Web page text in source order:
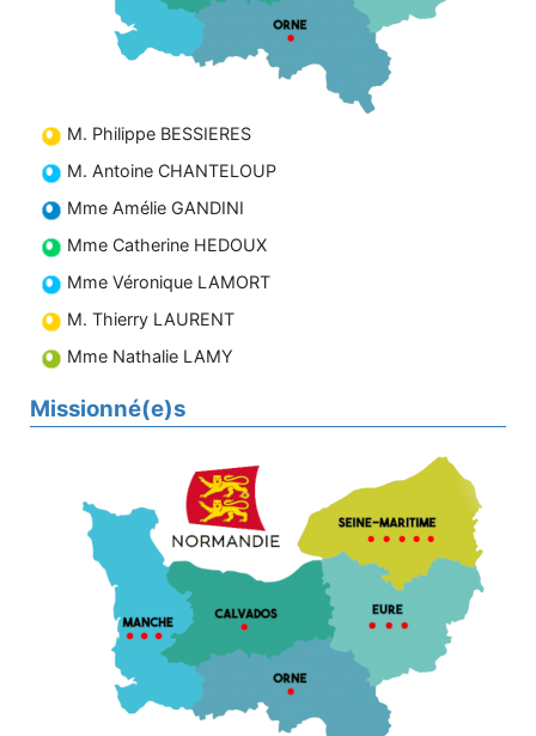
M. Philippe BESSIERES
M. Antoine CHANTELOUP
Mme Amélie GANDINI
Mme Catherine HEDOUX
Mme Véronique LAMORT
M. Thierry LAURENT
Mme Nathalie LAMY
Missionné(e)s